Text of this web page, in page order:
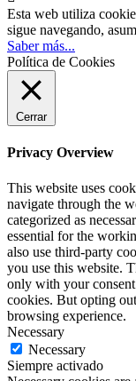
Esta web utiliza
sigue navegando,
Saber más...
Política de Cookies
Cerrar
Privacy Overview
This website uses
navigate through the
categorized as
essential for the
also use third-party
you use this website.
only with your
cookies. But opting
browsing experience.
Necessary
Necessary
Siempre activado